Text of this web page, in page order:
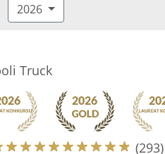
2026
Truck
(293)